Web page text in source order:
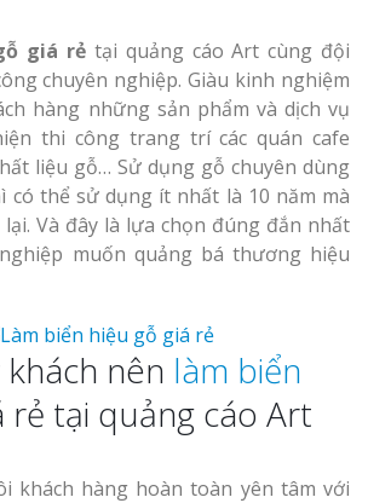
giá rẻ tại quảng cáo Art cùng đội
chuyên nghiệp. Giàu kinh nghiệm
hàng những sản phẩm và dịch vụ
thi công trang trí các quán cafe
liệu gỗ… Sử dụng gỗ chuyên dùng
có thể sử dụng ít nhất là 10 năm mà
Và đây là lựa chọn đúng đắn nhất
muốn quảng bá thương hiệu
nên làm biển
rẻ tại quảng cáo Art
khách hàng hoàn toàn yên tâm với